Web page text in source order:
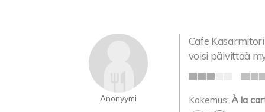
Anonyymi
Cafe
voisi päivittää
Kokemus: À la